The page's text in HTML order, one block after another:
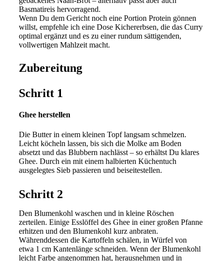
Basmatireis hervorragend.
Wenn Du dem Gericht noch eine Portion Protein gönnen
willst, empfehle ich eine Dose Kichererbsen, die das Curry
optimal ergänzt und es zu einer rundum sättigenden,
vollwertigen Mahlzeit macht.
Zubereitung
Schritt 1
Ghee herstellen
Die Butter in einem kleinen Topf langsam schmelzen.
Leicht köcheln lassen, bis sich die Molke am Boden
absetzt und das Blubbern nachlässt – so erhältst Du klares
Ghee. Durch ein mit einem halbierten Küchentuch
ausgelegtes Sieb passieren und beiseitestellen.
Schritt 2
Den Blumenkohl waschen und in kleine Röschen
zerteilen. Einige Esslöffel des Ghee in einer großen Pfanne
erhitzen und den Blumenkohl kurz anbraten.
Währenddessen die Kartoffeln schälen, in Würfel von
etwa 1 cm Kantenlänge schneiden. Wenn der Blumenkohl
leicht Farbe angenommen hat, herausnehmen und in